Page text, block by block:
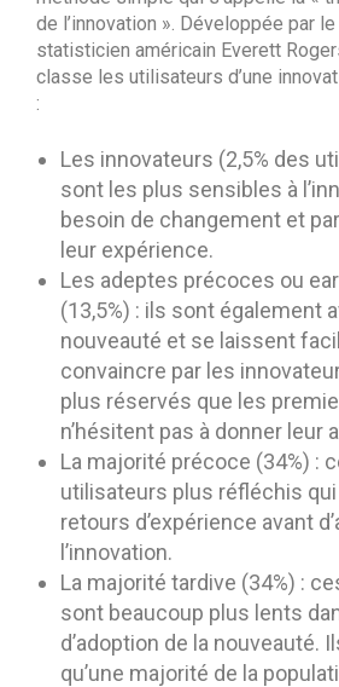
de l’innovation ». Développée par
statisticien américain Everett
classe les utilisateurs d’une
:
Les innovateurs (2,5% des
sont les plus sensibles à
besoin de changement et
leur expérience.
Les adeptes précoces ou
(13,5%) : ils sont également
nouveauté et se laissent
convaincre par les
plus réservés que les
n’hésitent pas à donner leur
La majorité précoce (34%) :
utilisateurs plus réfléchis
retours d’expérience avant
l’innovation.
La majorité tardive (34%) :
sont beaucoup plus lents
d’adoption de la nouveauté.
qu’une majorité de la